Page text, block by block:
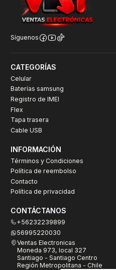
Síguenos
CATEGORÍAS
Celular
Baterías samsung
Registro de IMEI
Flex
Tapa trasera
Cable USB
INFORMACIÓN
Términos y Condiciones
Política de reembolso
Contacto
Política de privacidad
CONTÁCTANOS
+56232239899
56995220030
Ventas Electronicas
Moneda 973, local 327
Santiago - Santiago Centro
Región Metropolitana - Chile